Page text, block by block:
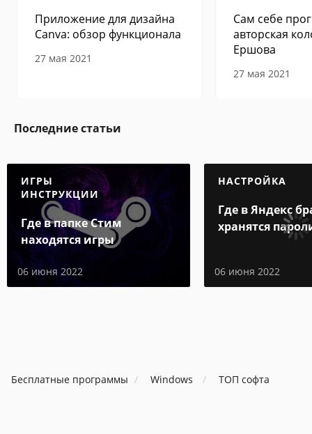
Приложение для дизайна
Canva: обзор функционала
27 мая 2021
Сам себе
авторская
Ершова
27 мая 2021
Последние статьи
ИГРЫ
ИНСТРУКЦИИ
Где в папке Стим
находятся игры
06 июня 2022
НАСТРОЙКА
Где в Яндекс
хранятся
06 июня 2022
Бесплатные программы Windows ТОП софта